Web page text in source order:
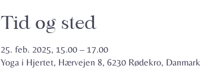
Tid og sted
25. feb. 2025, 15.00 – 17.00
Yoga i Hjertet, Hærvejen 8, 6230 Rødekro, Danmark